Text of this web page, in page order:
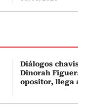
Diálogos
Dinorah
opositor, llega a